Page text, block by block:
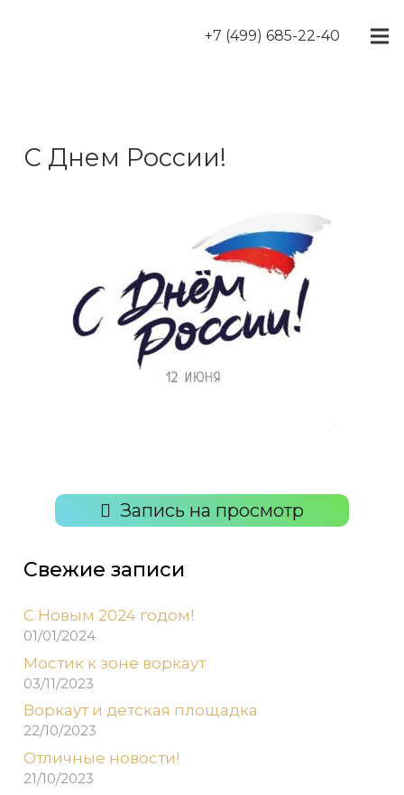
+7 (499) 685-22-40
С Днем России!
Запись на просмотр
Свежие записи
С Новым 2024 годом!
01/01/2024
Мостик к зоне воркаут
03/11/2023
Воркаут и детская площадка
22/10/2023
Отличные новости!
21/10/2023